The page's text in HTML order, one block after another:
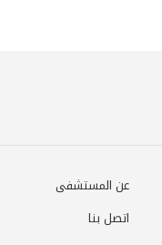
عن المستشفى
اتصل بنا